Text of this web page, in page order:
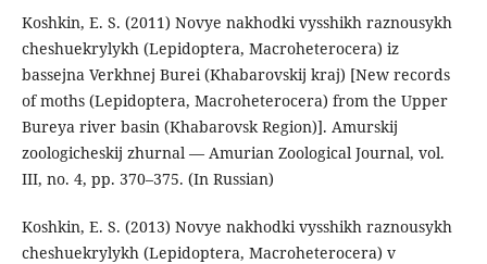
Koshkin, E. S. (2011) Novye nakhodki vysshikh raznousykh
cheshuekrylykh (Lepidoptera, Macroheterocera) iz
bassejna Verkhnej Burei (Khabarovskij kraj) [New records
of moths (Lepidoptera, Macroheterocera) from the Upper
Bureya river basin (Khabarovsk Region)]. Amurskij
zoologicheskij zhurnal — Amurian Zoological Journal, vol.
III, no. 4, pp. 370–375. (In Russian)
Koshkin, E. S. (2013) Novye nakhodki vysshikh raznousykh
cheshuekrylykh (Lepidoptera, Macroheterocera) v